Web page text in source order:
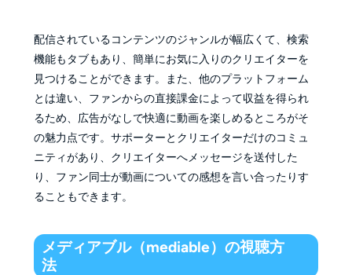
配信されているコンテンツのジャンルが幅広くて、検索
機能もタブもあり、簡単にお気に入りのクリエイターを
見つけることができます。また、他のプラットフォーム
とは違い、ファンからの直接課金によって収益を得られ
るため、広告がなしで快適に動画を楽しめるところがそ
の魅力点です。サポーターとクリエイターだけのコミュ
ニティがあり、クリエイターへメッセージを送付した
り、ファン同士が動画についての感想を言い合ったりす
ることもできます。
メディアブル（mediable）の視聴方
法